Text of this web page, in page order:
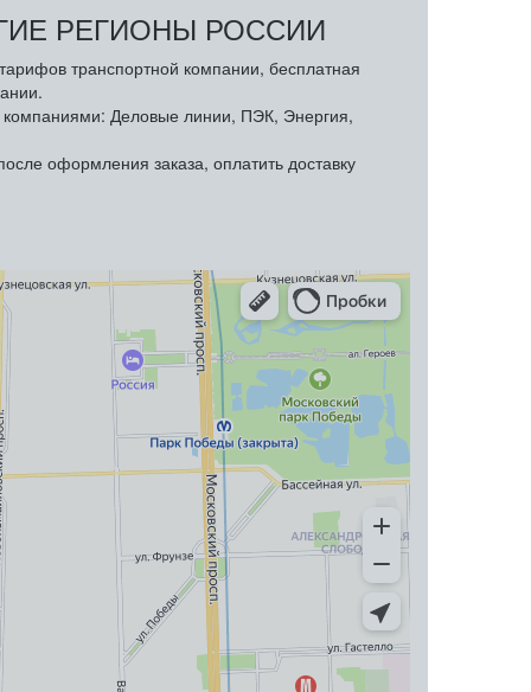
РЕГИОНЫ РОССИИ
транспортной компании, бесплатная
Деловые линии, ПЭК, Энергия,
оформления заказа, оплатить доставку